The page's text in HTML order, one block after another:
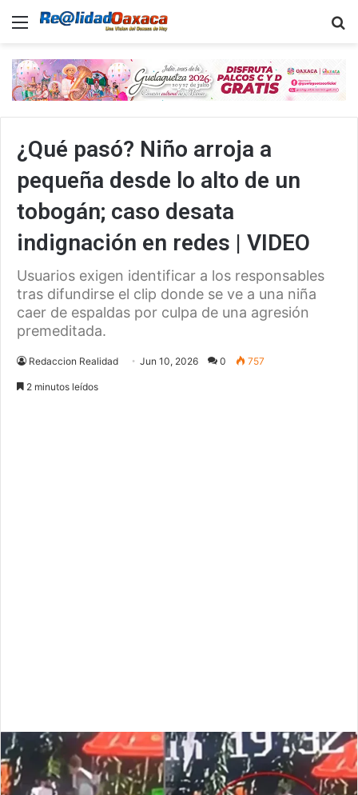
Menu
¿Qué pasó? Niño arroja a
pequeña desde lo alto de un
tobogán; caso desata
indignación en redes | VIDEO
Usuarios exigen identificar a los responsables
tras difundirse el clip donde se ve a una niña
caer de espaldas por culpa de una agresión
premeditada.
Redaccion Realidad Jun 10, 2026 0 757
2 minutos leídos